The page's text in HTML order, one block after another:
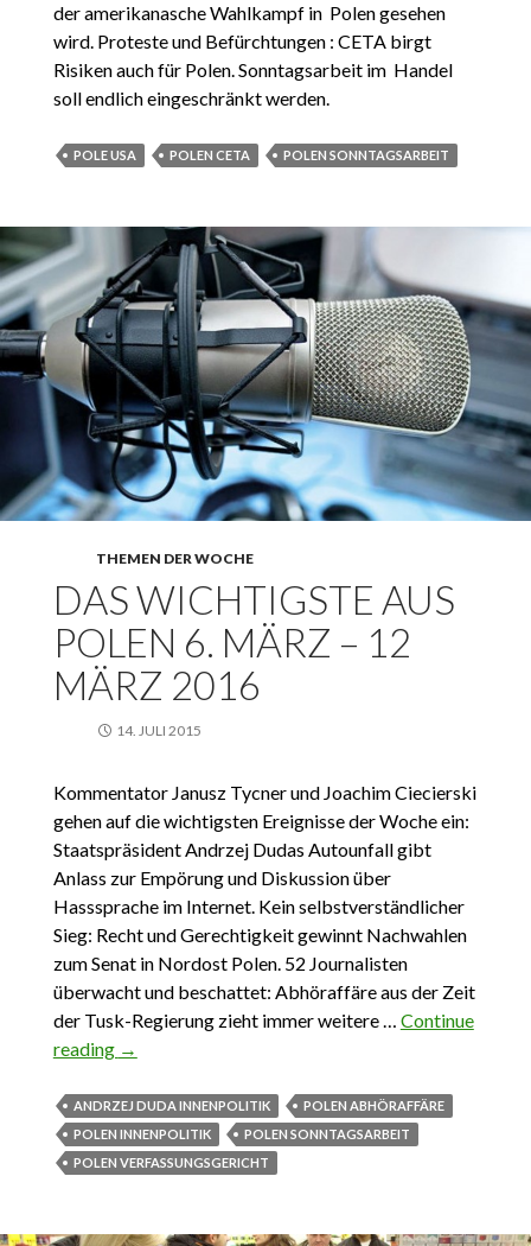
der amerikanasche Wahlkampf in Polen gesehen
wird. Proteste und Befürchtungen : CETA birgt
Risiken auch für Polen. Sonntagsarbeit im Handel
soll endlich eingeschränkt werden.
POLE USA POLEN CETA POLEN SONNTAGSARBEIT
THEMEN DER WOCHE
DAS WICHTIGSTE AUS
POLEN 6. MÄRZ – 12
MÄRZ 2016
14. JULI 2015
Kommentator Janusz Tycner und Joachim Ciecierski
gehen auf die wichtigsten Ereignisse der Woche ein:
Staatspräsident Andrzej Dudas Autounfall gibt
Anlass zur Empörung und Diskussion über
Hasssprache im Internet. Kein selbstverständlicher
Sieg: Recht und Gerechtigkeit gewinnt Nachwahlen
zum Senat in Nordost Polen. 52 Journalisten
überwacht und beschattet: Abhöraffäre aus der Zeit
der Tusk-Regierung zieht immer weitere … Continue
reading Das Wichtigste aus Polen 6. März – 12 März 2016
→
ANDRZEJ DUDA INNENPOLITIK
POLEN ABHÖRAFFÄRE
POLEN INNENPOLITIK
POLEN SONNTAGSARBEIT
POLEN VERFASSUNGSGERICHT